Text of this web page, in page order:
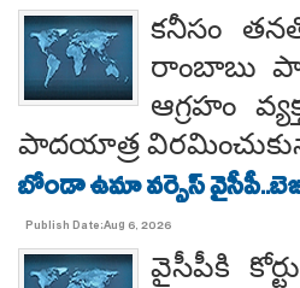
కనీసం
రాంబాబు
ఆగ్రహం
పాదయాత్ర
బోండా ఉమా వర్సెస్
Publish Date:Aug 6, 2026
వైసీపీకి